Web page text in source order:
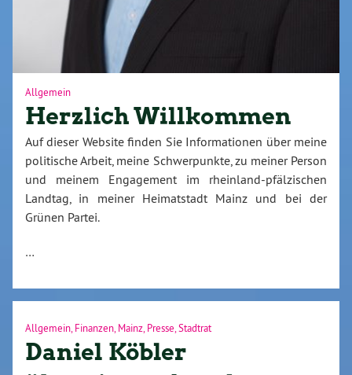
Allgemein
Herzlich Willkommen
Auf dieser Website finden Sie Informationen über meine
politische Arbeit, meine Schwerpunkte, zu meiner Person
und meinem Engagement im rheinland-pfälzischen
Landtag, in meiner Heimatstadt Mainz und bei der
Grünen Partei.
…
Allgemein Finanzen Mainz Presse Stadtrat
Daniel Köbler